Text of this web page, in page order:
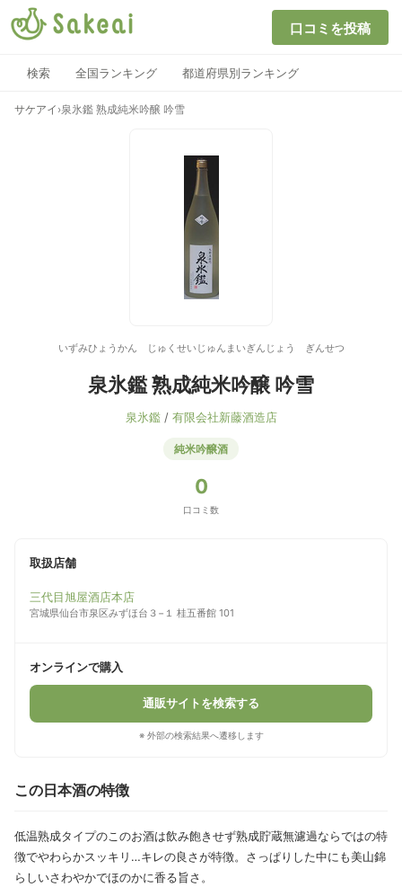
口コミを投稿
検索 全国ランキング 都道府県別ランキング
サケアイ ›泉氷鑑 熟成純米吟醸 吟雪
いずみひょうかん じゅくせいじゅんまいぎんじょう ぎんせつ
泉氷鑑 熟成純米吟醸 吟雪
泉氷鑑/ 有限会社新藤酒造店
純米吟醸酒
0
口コミ数
取扱店舗
三代目旭屋酒店本店
宮城県仙台市泉区みずほ台３−１ 桂五番館 101
オンラインで購入
通販サイトを検索する
※ 外部の検索結果へ遷移します
この日本酒の特徴
低温熟成タイプのこのお酒は飲み飽きせず熟成貯蔵無濾過ならではの特
徴でやわらかスッキリ…キレの良さが特徴。さっぱりした中にも美山錦
らしいさわやかでほのかに香る旨さ。